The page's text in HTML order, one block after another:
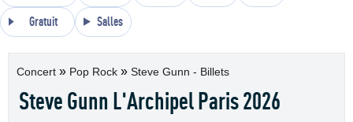
Gratuit Salles
Concert » Pop Rock » Steve Gunn - Billets
Steve Gunn L'Archipel Paris 2026